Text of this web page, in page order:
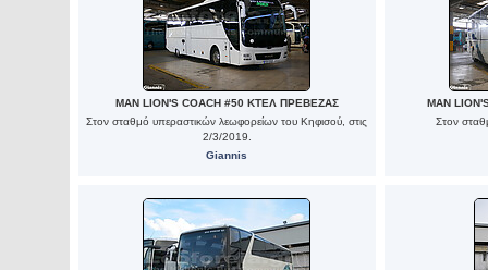
MAN LION'S COACH #50 ΚΤΕΛ ΠΡΕΒΕΖΑΣ
Στον σταθμό υπεραστικών λεωφορείων του Κηφισού, στις
2/3/2019.
Giannis
MAN
Στον